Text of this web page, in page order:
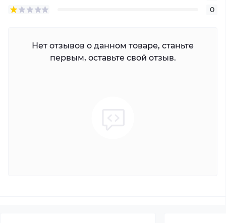
0
Нет отзывов о данном товаре, станьте
первым, оставьте свой отзыв.